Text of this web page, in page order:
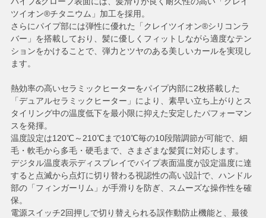
ツイオン®チタニウム」加工を採用。
さらにパイプ部には弾性に優れた「クレイツイオン®シリコンラ
バー」を搭載しており、髪に優しくフィットしながら適度なテン
ションをかけることで、弾力とツヤのある美しいカールを実現し
ます。
熱効率の高いセラミックヒーターをパイプ内部に2枚搭載した
「デュアルセラミックヒーター」により、素早い立ち上がりとス
タイリング中の温度低下を最小限に抑えた安定したパフォーマン
スを発揮。
温度設定は120℃～210℃まで10℃毎の10段階調節が可能で、細
毛・軟毛から多毛・硬毛まで、さまざまな髪質に対応します。
デジタル温度表示ディスプレイでパイプ表面温度が設定温度に達
すると点滅から点灯に切り替わる視認性の高い設計で、ハンドル
部の「フィンガーリム」が手滑りを防ぎ、スムーズな操作性を確
保。
電源スイッチ2回押しで切り替えられる誤作動防止機能と、最後